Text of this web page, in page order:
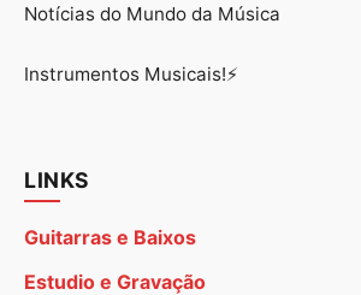
Notícias do Mundo da Música
Instrumentos Musicais!⚡
LINKS
Guitarras e Baixos
Estudio e Gravação